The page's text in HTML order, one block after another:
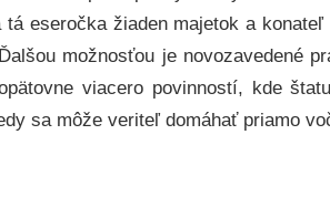
eseročka žiaden majetok a
možnosťou je novozavedené
viacero povinností, kde
sa môže veriteľ domáhať priamo